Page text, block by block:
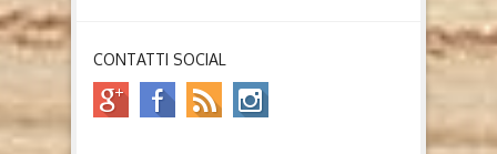
CONTATTI SOCIAL